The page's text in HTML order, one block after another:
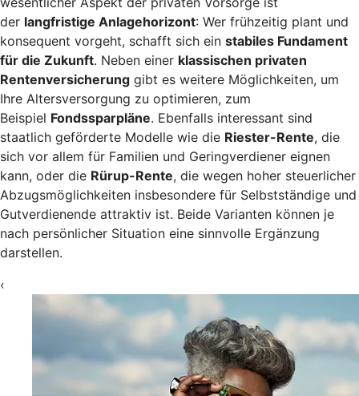
der langfristige Anlagehorizont: Wer frühzeitig plant und
konsequent vorgeht, schafft sich ein stabiles Fundament
für die Zukunft. Neben einer klassischen privaten
Rentenversicherung gibt es weitere Möglichkeiten, um
Ihre Altersversorgung zu optimieren, zum
Beispiel Fondssparpläne. Ebenfalls interessant sind
staatlich geförderte Modelle wie die Riester-Rente, die
sich vor allem für Familien und Geringverdiener eignen
kann, oder die Rürup-Rente, die wegen hoher steuerlicher
Abzugsmöglichkeiten insbesondere für Selbstständige und
Gutverdienende attraktiv ist. Beide Varianten können je
nach persönlicher Situation eine sinnvolle Ergänzung
darstellen.
‹